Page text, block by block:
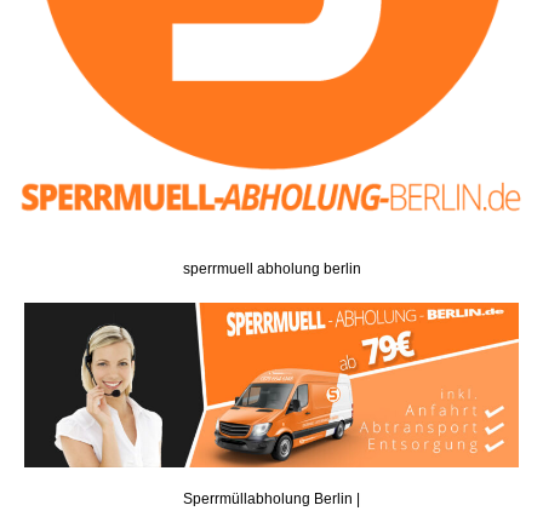
sperrmuell abholung berlin
Sperrmüllabholung Berlin |